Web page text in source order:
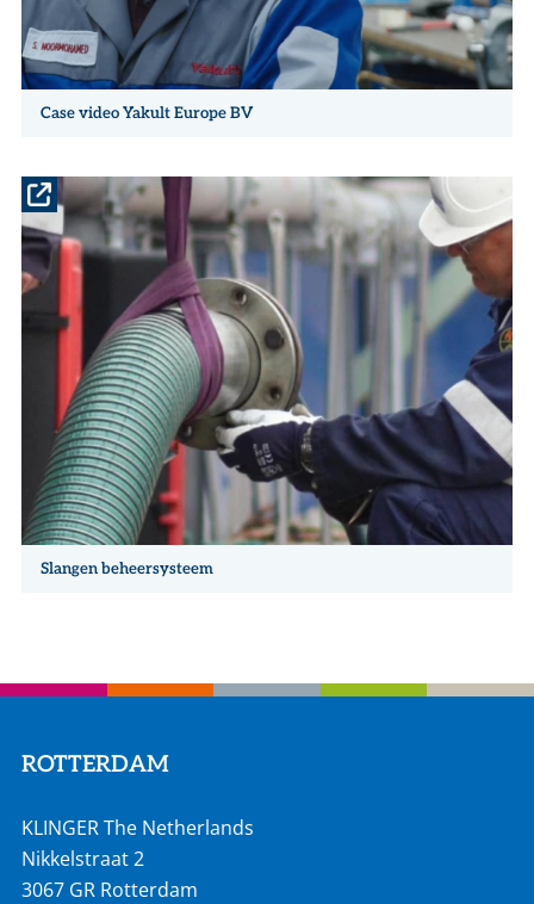
Case video Yakult Europe BV
Slangen beheersysteem
ROTTERDAM
KLINGER The Netherlands
Nikkelstraat 2
3067 GR Rotterdam